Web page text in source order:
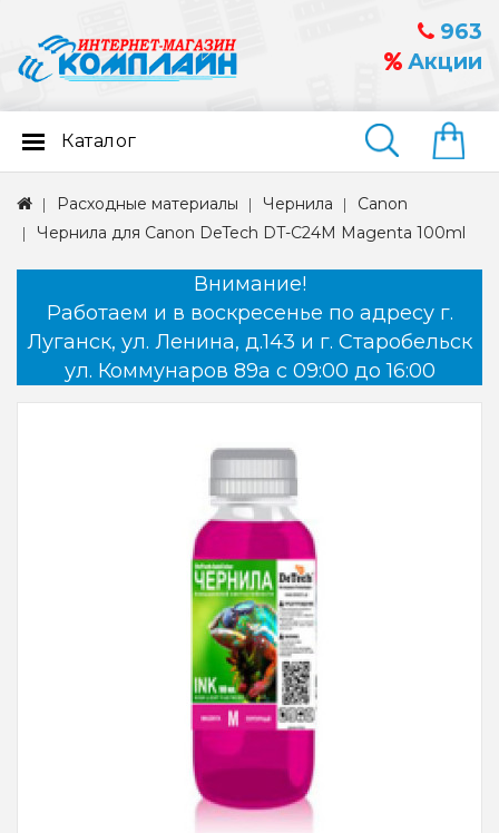
963
Акции
Найти
Каталог
Расходные материалы Чернила
Canon
Чернила для Canon DeTech DT-C24M Magenta 100ml
Внимание!
Работаем и в воскресенье по адресу г.
Луганск, ул. Ленина, д.143 и г. Старобельск
ул. Коммунаров 89а с 09:00 до 16:00